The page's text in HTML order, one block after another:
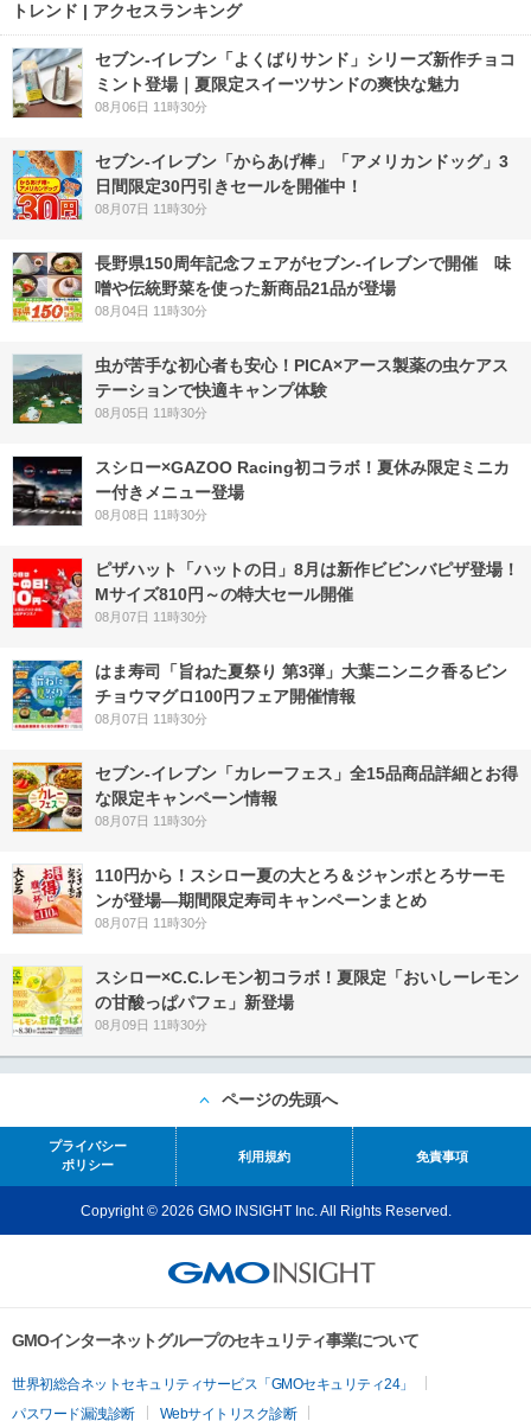
トレンド | アクセスランキング
セブン‐イレブン「よくばりサンド」シリーズ新作チョコ
ミント登場｜夏限定スイーツサンドの爽快な魅力
08月06日 11時30分
セブン‐イレブン「からあげ棒」「アメリカンドッグ」3
日間限定30円引きセールを開催中！
08月07日 11時30分
長野県150周年記念フェアがセブン-イレブンで開催 味
噌や伝統野菜を使った新商品21品が登場
08月04日 11時30分
虫が苦手な初心者も安心！PICA×アース製薬の虫ケアス
テーションで快適キャンプ体験
08月05日 11時30分
スシロー×GAZOO Racing初コラボ！夏休み限定ミニカ
ー付きメニュー登場
08月08日 11時30分
ピザハット「ハットの日」8月は新作ビビンバピザ登場！
Mサイズ810円～の特大セール開催
08月07日 11時30分
はま寿司「旨ねた夏祭り 第3弾」大葉ニンニク香るビン
チョウマグロ100円フェア開催情報
08月07日 11時30分
セブン‐イレブン「カレーフェス」全15品商品詳細とお得
な限定キャンペーン情報
08月07日 11時30分
110円から！スシロー夏の大とろ＆ジャンボとろサーモ
ンが登場―期間限定寿司キャンペーンまとめ
08月07日 11時30分
スシロー×C.C.レモン初コラボ！夏限定「おいしーレモン
の甘酸っぱパフェ」新登場
08月09日 11時30分
ページの先頭へ
プライバシー
ポリシー
利用規約 免責事項
Copyright © 2026 GMO INSIGHT Inc. All Rights Reserved.
GMOインターネットグループのセキュリティ事業について
世界初総合ネットセキュリティサービス「GMOセキュリティ24」
パスワード漏洩診断
Webサイトリスク診断